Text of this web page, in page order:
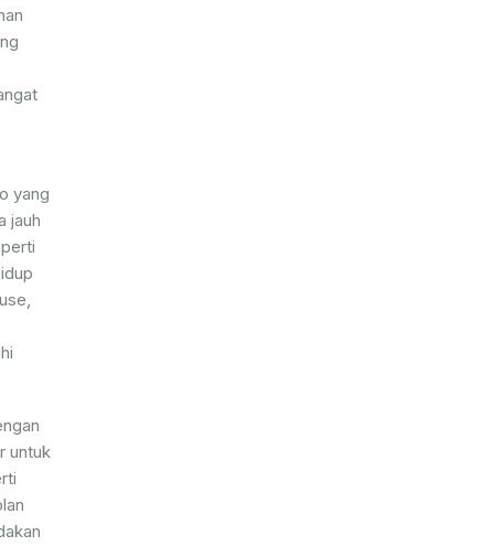
yang
jauh
untuk